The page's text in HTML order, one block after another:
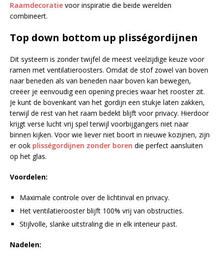
Raamdecoratie voor inspiratie die beide werelden
combineert.
Top down bottom up plisségordijnen
Dit systeem is zonder twijfel de meest veelzijdige keuze voor
ramen met ventilatieroosters. Omdat de stof zowel van boven
naar beneden als van beneden naar boven kan bewegen,
creëer je eenvoudig een opening precies waar het rooster zit.
Je kunt de bovenkant van het gordijn een stukje laten zakken,
terwijl de rest van het raam bedekt blijft voor privacy. Hierdoor
krijgt verse lucht vrij spel terwijl voorbijgangers niet naar
binnen kijken. Voor wie liever niet boort in nieuwe kozijnen, zijn
er ook plisségordijnen zonder boren die perfect aansluiten
op het glas.
Voordelen:
Maximale controle over de lichtinval en privacy.
Het ventilatierooster blijft 100% vrij van obstructies.
Stijlvolle, slanke uitstraling die in elk interieur past.
Nadelen: